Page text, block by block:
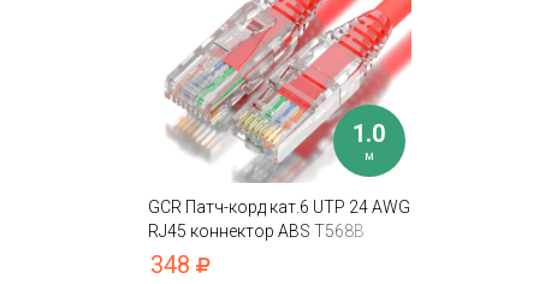
1.0
м
GCR Патч-корд кат.6 UTP 24 AWG
RJ45 коннектор ABS T568B
348